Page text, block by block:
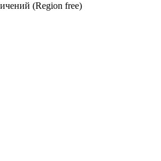
(Region free)